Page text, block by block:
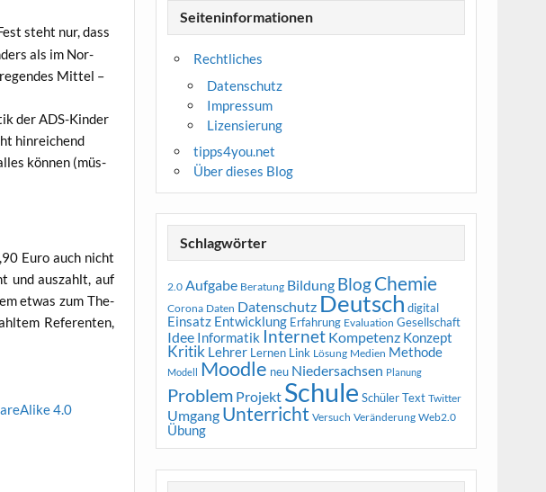
steht nur, dass
als im Nor­
Mit­tel –
der ADS-Kin­der
hin­rei­chend
kön­nen (müs­
Euro auch nicht
und aus­zahlt, auf
etwas zum The­
Refe­ren­ten,
4.0
Seiteninformationen
Rechtliches
Datenschutz
Impressum
Lizensierung
tipps4you.net
Über dieses Blog
Schlagwörter
2.0 Aufgabe Beratung Bildung BlogChemie
Corona Daten Datenschutz Deutsch digital
Einsatz Entwicklung Erfahrung Evaluation Gesellschaft
Idee Informatik Internet Kompetenz Konzept
Kritik Lehrer Lernen Link Lösung Medien Methode
Modell Moodle neu Niedersachsen Planung
Problem Projekt Schule Schüler Text Twitter
Umgang Unterricht Versuch Veränderung Web2.0
Übung